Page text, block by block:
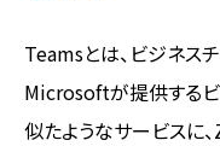
Teamsとは、ビジネス
Microsoftが提供するビ
似たようなサービスに